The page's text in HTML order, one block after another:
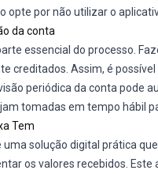
opte por não utilizar o
da conta
essencial do processo.
creditados. Assim, é
periódica da conta pode
tomadas em tempo hábil
Tem
uma solução digital prática
os valores recebidos.